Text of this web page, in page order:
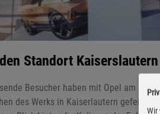
Standort Kaiserslautern
Besucher haben mit Opel am
des Werks in Kaiserlautern gefeiert.
Wir